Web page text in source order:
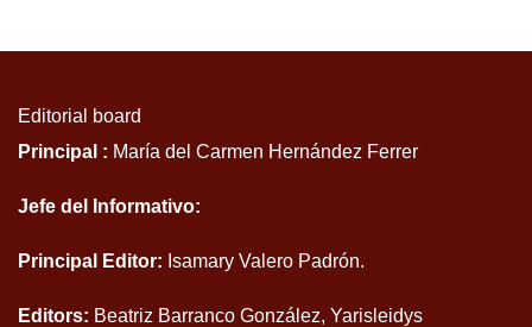
Editorial board
Principal : María del Carmen Hernández Ferrer
Jefe del Informativo:
Principal Editor: Isamary Valero Padrón.
Editors: Beatriz Barranco González, Yarisleidys